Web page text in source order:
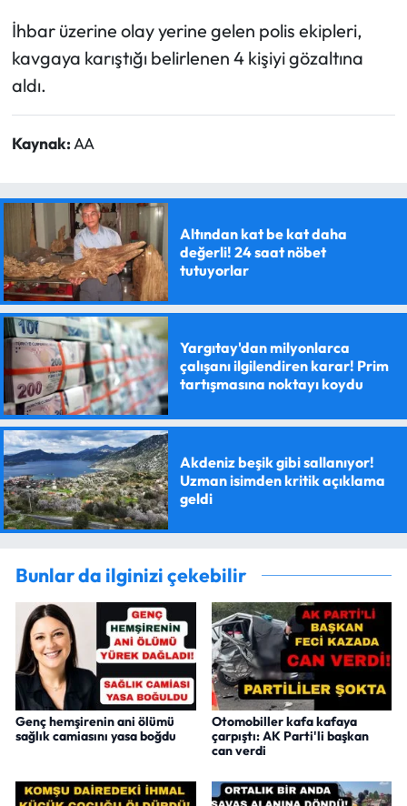
İhbar üzerine olay yerine gelen polis ekipleri,
kavgaya karıştığı belirlenen 4 kişiyi gözaltına
aldı.
Kaynak: AA
Altından kat be kat daha
değerli! 24 saat nöbet
tutuyorlar
Yargıtay'dan milyonlarca
çalışanı ilgilendiren karar! Prim
tartışmasına noktayı koydu
Akdeniz beşik gibi sallanıyor!
Uzman isimden kritik açıklama
geldi
Bunlar da ilginizi çekebilir
Genç hemşirenin ani ölümü
sağlık camiasını yasa boğdu
Otomobiller kafa kafaya
çarpıştı: AK Parti'li başkan
can verdi